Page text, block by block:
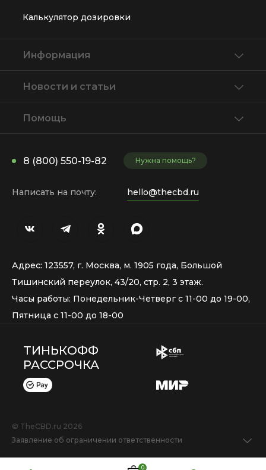
0
Калькулятор дозировки
Информация
Новости и статьи
Помощь
8 (800) 550-19-82 Нужна помощь?
Написать на почту: hello@thecbd.ru
Адрес: 123557, г. Москва, м. 1905 года, Большой
Тишинский переулок, 43/20, стр. 2, 3 этаж.
Часы работы: Понедельник-Четверг с 11-00 до 19-00,
Пятница с 11-00 до 18-00
ТИНЬКОФФ
РАССРОЧКА
© TheCBD.ru 2026
Заявление об ограничении ответственности